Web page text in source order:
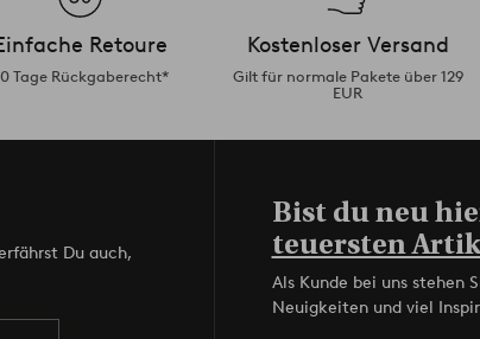
Retoure
Tage Rückgaberecht*
Kostenloser Versand
Gilt für normale Pakete über 129
EUR
Du auch,
Bist du neu
teuersten
Als Kunde bei uns stehen
Neuigkeiten und viel